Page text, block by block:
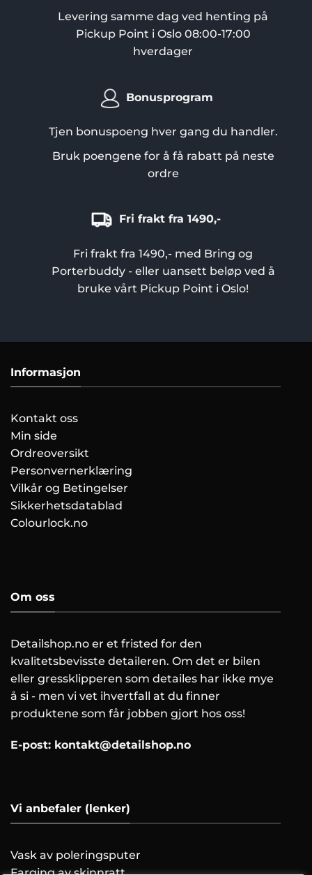
Levering samme dag ved henting på
Pickup Point i Oslo 08:00-17:00
hverdager
Bonusprogram
Tjen bonuspoeng hver gang du handler.
Bruk poengene for å få rabatt på neste
ordre
Fri frakt fra 1490,-
Fri frakt fra 1490,- med Bring og
Porterbuddy - eller uansett beløp ved å
bruke vårt Pickup Point i Oslo!
Informasjon
Kontakt oss
Min side
Ordreoversikt
Personvernerklæring
Vilkår og Betingelser
Sikkerhetsdatablad
Colourlock.no
Om oss
Detailshop.no er et fristed for den
kvalitetsbevisste detaileren. Om det er bilen
eller gressklipperen som detailes har ikke mye
å si - men vi vet ihvertfall at du finner
produktene som får jobben gjort hos oss!
E-post: kontakt@detailshop.no
Vi anbefaler (lenker)
Vask av poleringsputer